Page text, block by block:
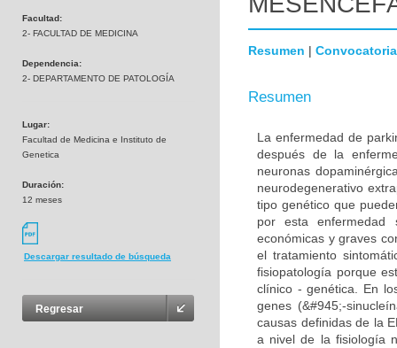
Facultad:
2- FACULTAD DE MEDICINA
Dependencia:
2- DEPARTAMENTO DE PATOLOGÍA
Lugar:
Facultad de Medicina e Instituto de
Genetica
Duración:
12 meses
Descargar resultado de búsqueda
Regresar
Resumen | Convocatoria
Resumen
La enfermedad de
después de la
neuronas
neurodegenerativo
tipo genético que
por esta enfermedad
económicas y graves
el tratamiento
fisiopatología porque
clínico - genética. En
genes (&#945;-
causas definidas de la
a nivel de la fisiología